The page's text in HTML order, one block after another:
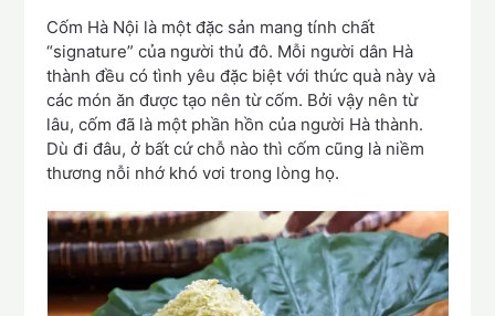
Cốm Hà Nội là một đặc sản mang tính chất
“signature” của người thủ đô. Mỗi người dân Hà
thành đều có tình yêu đặc biệt với thức quà này và
các món ăn được tạo nên từ cốm. Bởi vậy nên từ
lâu, cốm đã là một phần hồn của người Hà thành.
Dù đi đâu, ở bất cứ chỗ nào thì cốm cũng là niềm
thương nỗi nhớ khó vơi trong lòng họ.